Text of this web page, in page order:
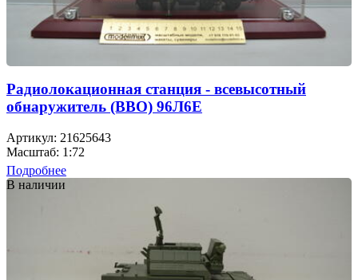
Радиолокационная станция - всевысотный
обнаружитель (ВВО) 96Л6Е
Артикул: 21625643
Масштаб: 1:72
Подробнее
В наличии